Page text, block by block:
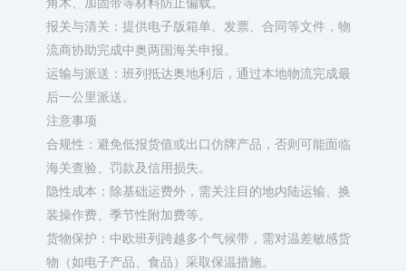
报关与清关：提供电子版箱单、发票、合同等文件，物
流商协助完成中奥两国海关申报。
运输与派送：班列抵达奥地利后，通过本地物流完成最
后一公里派送。
注意事项
合规性：避免低报货值或出口仿牌产品，否则可能面临
海关查验、罚款及信用损失。
隐性成本：除基础运费外，需关注目的地内陆运输、换
装操作费、季节性附加费等。
货物保护：中欧班列跨越多个气候带，需对温差敏感货
物（如电子产品、食品）采取保温措施。